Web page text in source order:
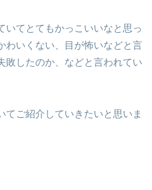
いてとてもかっこいいなと思っ
わいくない、目が怖いなどと言
敗したのか、などと言われてい
てご紹介していきたいと思いま